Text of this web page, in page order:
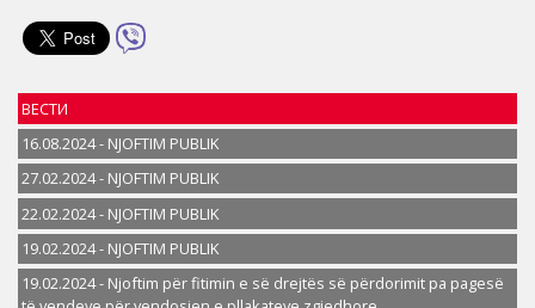
ВЕСТИ
16.08.2024 - NJOFTIM PUBLIK
27.02.2024 - NJOFTIM PUBLIK
22.02.2024 - NJOFTIM PUBLIK
19.02.2024 - NJOFTIM PUBLIK
19.02.2024 - Njoftim për fitimin e së drejtës së përdorimit pa pagesë